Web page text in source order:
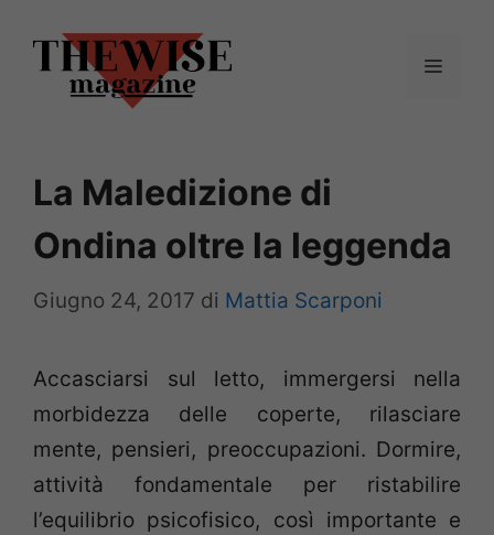
contenuto
Menu
La Maledizione di
Ondina oltre la leggenda
Giugno 24, 2017 di Mattia Scarponi
Accasciarsi sul letto, immergersi nella
morbidezza delle coperte, rilasciare
mente, pensieri, preoccupazioni. Dormire,
attività fondamentale per ristabilire
l’equilibrio psicofisico, così importante e